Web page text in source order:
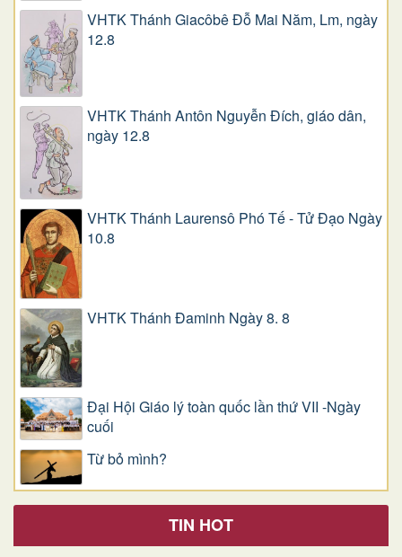
VHTK Thánh Giacôbê Ðỗ Mai Năm, Lm, ngày
12.8
VHTK Thánh Antôn Nguyễn Ðích, giáo dân,
ngày 12.8
VHTK Thánh Laurensô Phó Tế - Tử Đạo Ngày
10.8
VHTK Thánh Đaminh Ngày 8. 8
Đại Hội Giáo lý toàn quốc lần thứ VII -Ngày
cuối
Từ bỏ mình?
TIN HOT